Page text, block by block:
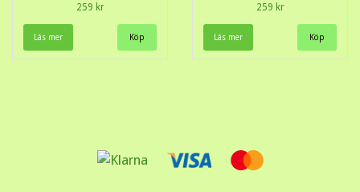
259 kr
Läs mer
259 kr
Läs mer